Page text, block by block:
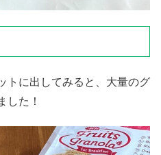
トに出してみると、大量のグ
した！